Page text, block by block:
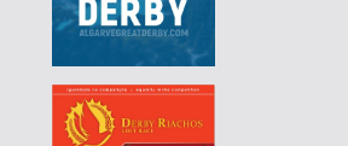
PT-4420376-24|120 EUR
PT-4420375-24|110 EUR
AVELAR & AVELAR